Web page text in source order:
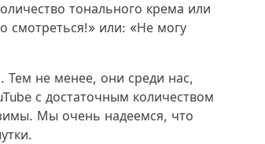
тонального крема или
смотреться!» или: «Не могу
не менее, они среди нас,
с достаточным количеством
Мы очень надеемся, что